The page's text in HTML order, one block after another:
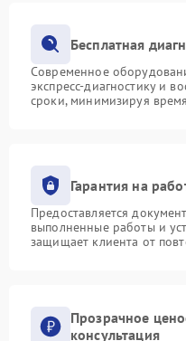
Бесплатная
Современное
экспресс-диагностику и
сроки, минимизируя
Гарантия на
Предоставляется
выполненные работы и
защищает клиента от
Прозрачное
консультация